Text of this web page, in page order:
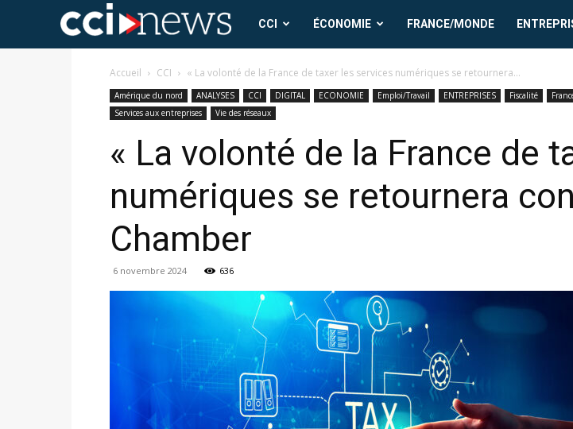
CCI
News
CCI ÉCONOMIE FRANCE/MONDE
Accueil CCI « La volonté de la France de taxer les services numériques se retournera...
Amérique du nord ANALYSES CCI DIGITAL ECONOMIE Emploi/Travail ENTREPRISES Fiscalité
Services aux entreprises
Vie des réseaux
« La volonté de la France de
numériques se retournera
Chamber
6 novembre 2024 636